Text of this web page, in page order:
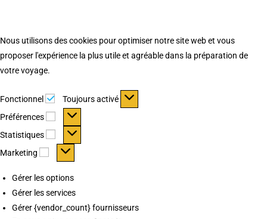
Nous utilisons des cookies pour optimiser notre site web et vous
proposer l'expérience la plus utile et agréable dans la préparation de
votre voyage.
Fonctionnel Fonctionnel
Toujours activé
Préférences
Préférences
Statistiques Statistiques
Marketing Marketing
Gérer les options
Gérer les services
Gérer {vendor_count} fournisseurs